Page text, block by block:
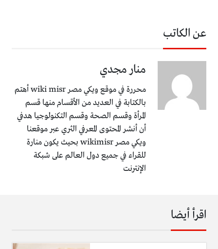
عن الكاتب
منار مجدي
محررة في موقع ويكي مصر wiki misr أهتم
بالكتابة في العديد من الأقسام منها قسم
المرأة وقسم الصحة وقسم التكنولوجيا هدفي
أن أنشر المحتوى المعرفي الثري عبر موقعنا
ويكي مصر wikimisr بحيث يكون منارة
للقراء في جميع دول العالم على شبكة
الإنترنت
اقرأ أيضا